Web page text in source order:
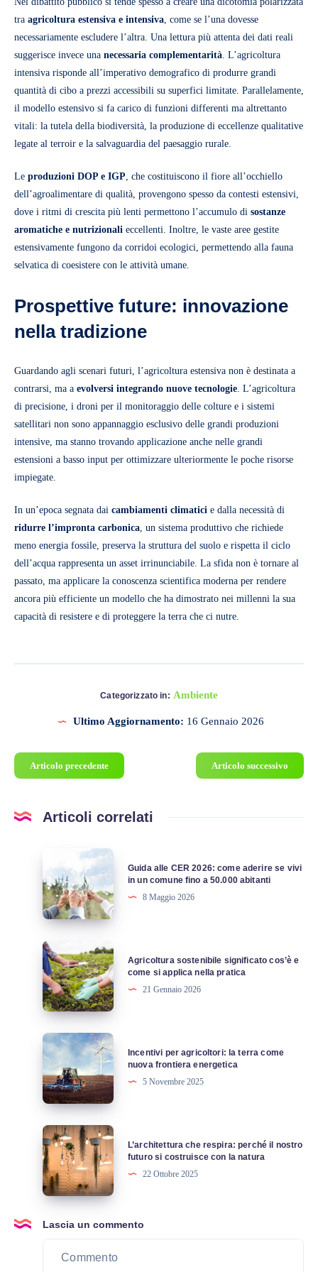
tra agricoltura estensiva e intensiva , come se l’una dovesse
necessariamente escludere l’altra. Una lettura più attenta dei dati reali
suggerisce invece una necessaria complementarità . L’agricoltura
intensiva risponde all’imperativo demografico di produrre grandi
quantità di cibo a prezzi accessibili su superfici limitate. Parallelamente,
il modello estensivo si fa carico di funzioni differenti ma altrettanto
vitali: la tutela della biodiversità, la produzione di eccellenze qualitative
legate al terroir e la salvaguardia del paesaggio rurale.
Le produzioni DOP e IGP , che costituiscono il fiore all’occhiello
dell’agroalimentare di qualità, provengono spesso da contesti estensivi,
dove i ritmi di crescita più lenti permettono l’accumulo di sostanze
aromatiche e nutrizionali eccellenti. Inoltre, le vaste aree gestite
estensivamente fungono da corridoi ecologici, permettendo alla fauna
selvatica di coesistere con le attività umane.
Prospettive future: innovazione
nella tradizione
Guardando agli scenari futuri, l’agricoltura estensiva non è destinata a
contrarsi, ma a evolversi integrando nuove tecnologie. L’agricoltura
di precisione, i droni per il monitoraggio delle colture e i sistemi
satellitari non sono appannaggio esclusivo delle grandi produzioni
intensive, ma stanno trovando applicazione anche nelle grandi
estensioni a basso input per ottimizzare ulteriormente le poche risorse
impiegate.
In un’epoca segnata dai cambiamenti climatici e dalla necessità di
ridurre l’impronta carbonica, un sistema produttivo che richiede
meno energia fossile, preserva la struttura del suolo e rispetta il ciclo
dell’acqua rappresenta un asset irrinunciabile. La sfida non è tornare al
passato, ma applicare la conoscenza scientifica moderna per rendere
ancora più efficiente un modello che ha dimostrato nei millenni la sua
capacità di resistere e di proteggere la terra che ci nutre.
Categorizzato in: Ambiente
Ultimo Aggiornamento: 16 Gennaio 2026
Articolo precedente Articolo successivo
Articoli correlati
CER
2026:
come
aderire
se
vivi
in
un
comune
fino
a
50.000
abitanti
Guida alle CER 2026: come aderire se vivi
in un comune fino a 50.000 abitanti
8 Maggio 2026
Agricoltura
sostenibile
significato
cos’è
come
si
applica
nella
pratica
Agricoltura sostenibile significato cos’è e
come si applica nella pratica
21 Gennaio 2026
Incentivi
per
agricoltori:
la
terra
come
nuova
frontiera
energetica
Incentivi per agricoltori: la terra come
nuova frontiera energetica
5 Novembre 2025
L’architettura
che
respira:
perché
nostro
futuro
L’architettura che respira: perché il nostro
futuro si costruisce con la natura
22 Ottobre 2025
Lascia un commento